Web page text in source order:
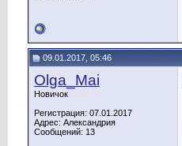
09.01.2017, 05:46
Olga_Mai
Новичок
Регистрация: 07.01.2017
Адрес: Александрия
Сообщений: 13